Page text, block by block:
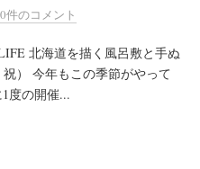
0件のコメント
北海道を描く風呂敷と手ぬ
祝） 今年もこの季節がやって
度の開催...